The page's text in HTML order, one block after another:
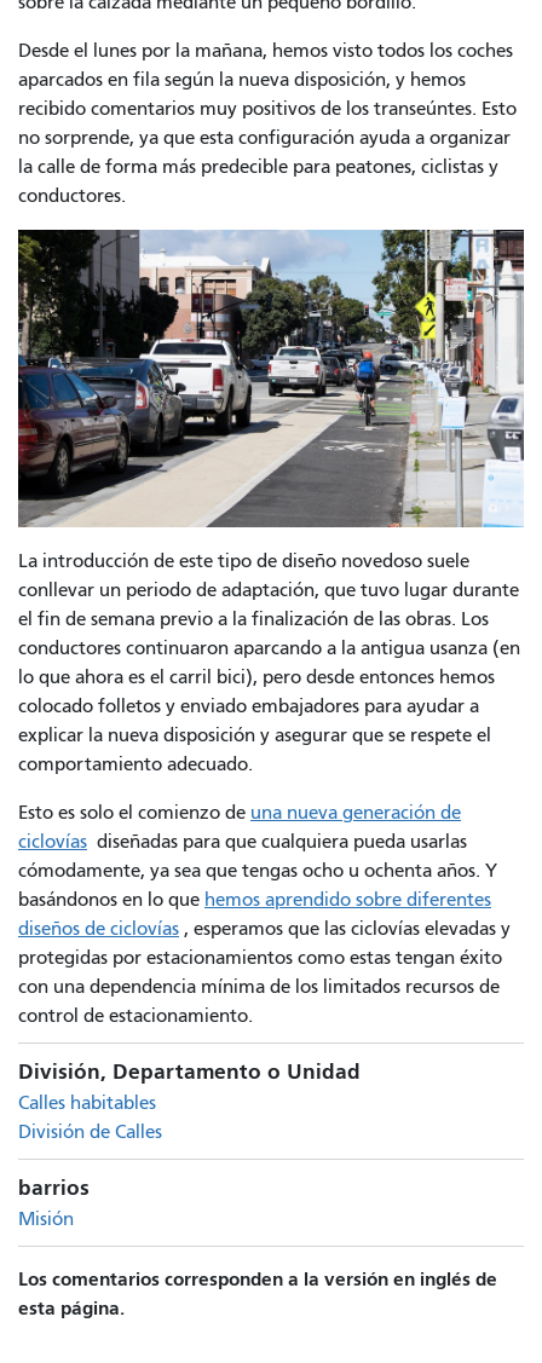
Desde el lunes por la mañana, hemos visto todos los coches
aparcados en fila según la nueva disposición, y hemos
recibido comentarios muy positivos de los transeúntes. Esto
no sorprende, ya que esta configuración ayuda a organizar
la calle de forma más predecible para peatones, ciclistas y
conductores.
La introducción de este tipo de diseño novedoso suele
conllevar un periodo de adaptación, que tuvo lugar durante
el fin de semana previo a la finalización de las obras. Los
conductores continuaron aparcando a la antigua usanza (en
lo que ahora es el carril bici), pero desde entonces hemos
colocado folletos y enviado embajadores para ayudar a
explicar la nueva disposición y asegurar que se respete el
comportamiento adecuado.
Esto es solo el comienzo de una nueva generación de
ciclovías diseñadas para que cualquiera pueda usarlas
cómodamente, ya sea que tengas ocho u ochenta años. Y
basándonos en lo que hemos aprendido sobre diferentes
diseños de ciclovías , esperamos que las ciclovías elevadas y
protegidas por estacionamientos como estas tengan éxito
con una dependencia mínima de los limitados recursos de
control de estacionamiento.
División, Departamento o Unidad
Calles habitables
División de Calles
barrios
Misión
Los comentarios corresponden a la versión en inglés de
esta página.